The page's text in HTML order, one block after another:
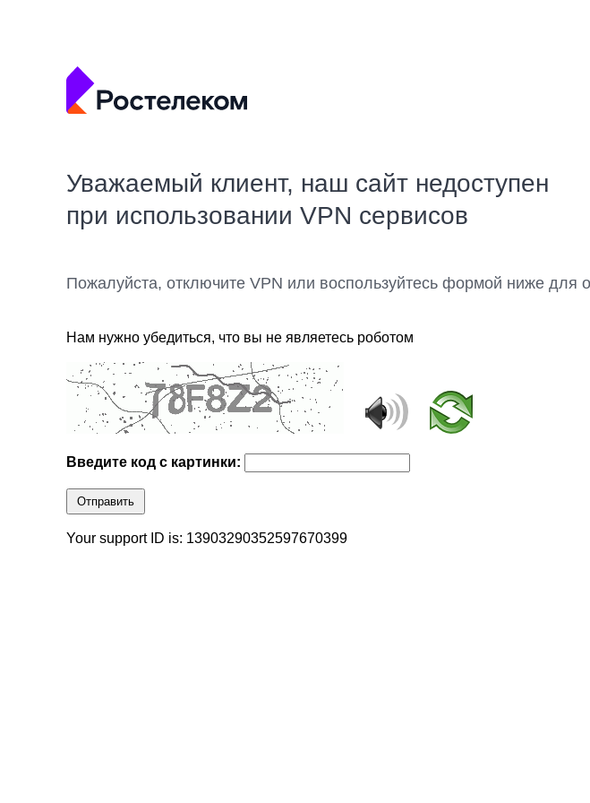
Уважаемый клиент, наш сайт недоступен
при использовании VPN сервисов
Пожалуйста, отключите VPN или воспользуйтесь формой ниже для
Нам нужно убедиться, что вы не являетесь роботом
Введите код с картинки:
Отправить
Your support ID is: 13903290352597670399